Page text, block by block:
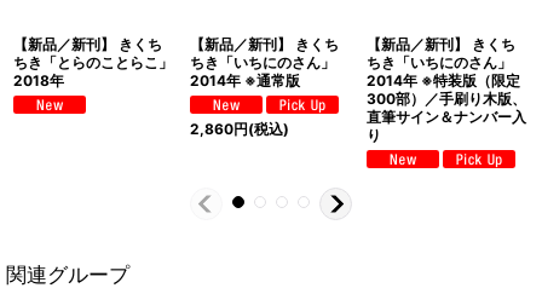
【新品／新刊】 きくち
ちき「とらのことらこ」
2018年
【新品／新刊】 きくち
ちき「いちにのさん」
2014年 ※通常版
2,860円(税込)
【新品／新刊】 きくち
ちき「いちにのさん」
2014年 ※特装版（限定
300部）／手刷り木版、
直筆サイン＆ナンバー入
り
関連グループ